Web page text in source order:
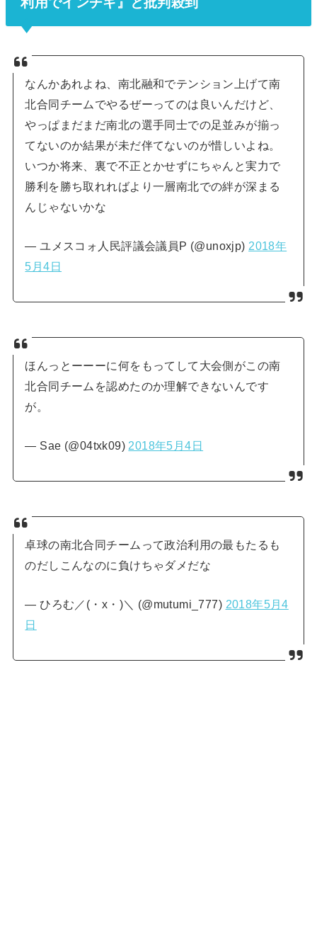
なんかあれよね、南北融和でテンション上げて南
北合同チームでやるぜーってのは良いんだけど、
やっぱまだまだ南北の選手同士での足並みが揃っ
てないのか結果が未だ伴てないのが惜しいよね。
いつか将来、裏で不正とかせずにちゃんと実力で
勝利を勝ち取れればより一層南北での絆が深まる
んじゃないかな
— ユメスコォ人民評議会議員P (@unoxjp) 2018年
5月4日
ほんっとーーーに何をもってして大会側がこの南
北合同チームを認めたのか理解できないんです
が。
— Sae (@04txk09) 2018年5月4日
卓球の南北合同チームって政治利用の最もたるも
のだしこんなのに負けちゃダメだな
— ひろむ／(・x・)＼ (@mutumi_777) 2018年5月4
日